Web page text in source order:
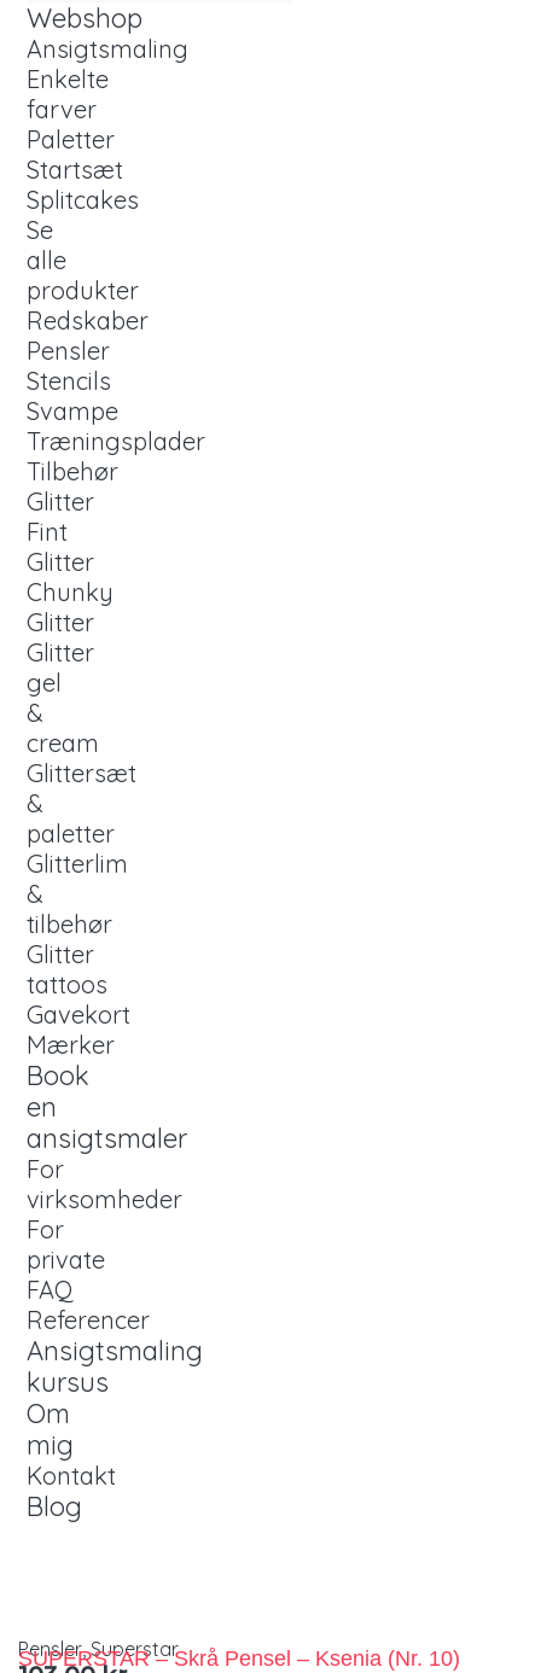
Webshop
Ansigtsmaling
Enkelte
farver
Paletter
Startsæt
Splitcakes
Se
alle
produkter
Redskaber
Pensler
Stencils
Svampe
Træningsplader
Tilbehør
Glitter
Fint
Glitter
Chunky
Glitter
Glitter
gel
&
cream
Glittersæt
&
paletter
Glitterlim
&
tilbehør
Glitter
tattoos
Gavekort
Mærker
Book
en
ansigtsmaler
For
virksomheder
For
private
FAQ
Referencer
Ansigtsmaling
kursus
Om
mig
Kontakt
Blog
Pensler,Superstar
SUPERSTAR – Skrå Pensel – Ksenia (nr. 10)